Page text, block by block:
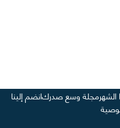
مجلة وسع صدركانضم إلينا